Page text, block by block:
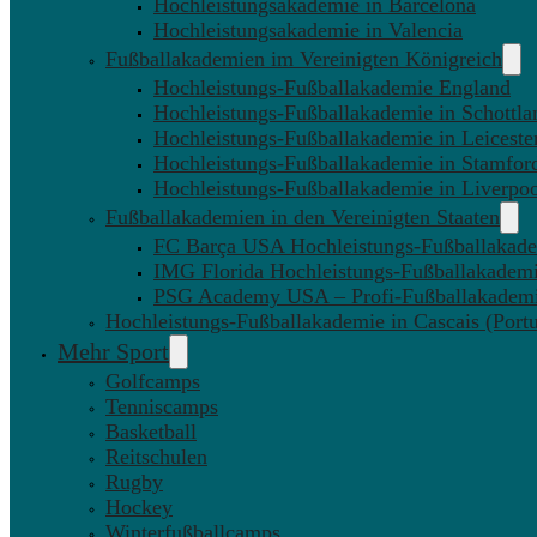
Hochleistungsakademie in Valencia
Fußballakademien im Vereinigten Königreich
Hochleistungs-Fußballakademie England
Hochleistungs-Fußballakademie in
Hochleistungs-Fußballakademie in
Hochleistungs-Fußballakademie in
Hochleistungs-Fußballakademie in
Fußballakademien in den Vereinigten Staaten
FC Barça USA Hochleistungs-
IMG Florida Hochleistungs-
PSG Academy USA – Profi-
Hochleistungs-Fußballakademie in Cascais
Mehr Sport
Golfcamps
Tenniscamps
Basketball
Reitschulen
Rugby
Hockey
Winterfußballcamps